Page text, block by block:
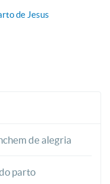
de Jesus
de alegria
parto